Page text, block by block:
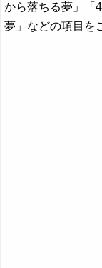
から落ちる夢」「
夢」などの項目を